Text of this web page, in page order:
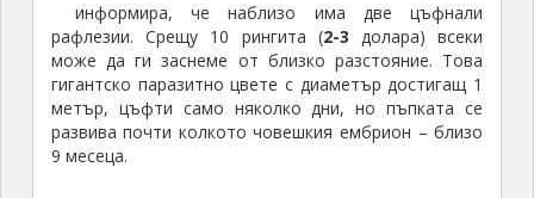
информира, че наблизо има две цъфнали
рафлезии. Срещу 10 рингита (2-3 долара) всеки
може да ги заснеме от близко разстояние. Това
гигантско паразитно цвете с диаметър достигащ 1
метър, цъфти само няколко дни, но пъпката се
развива почти колкото човешкия ембрион – близо
9 месеца.